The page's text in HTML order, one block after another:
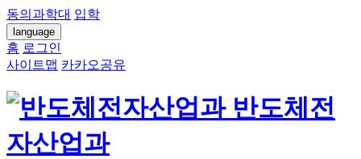
동의과학대 입학
language
홈 로그인
사이트맵 카카오공유
반도체전
자산업과